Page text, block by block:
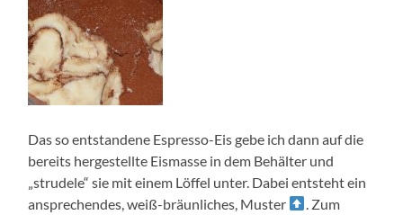
Das so entstandene Espresso-Eis gebe ich dann auf die
bereits hergestellte Eismasse in dem Behälter und
„strudele“ sie mit einem Löffel unter. Dabei entsteht ein
ansprechendes, weiß-bräunliches, Muster
. Zum